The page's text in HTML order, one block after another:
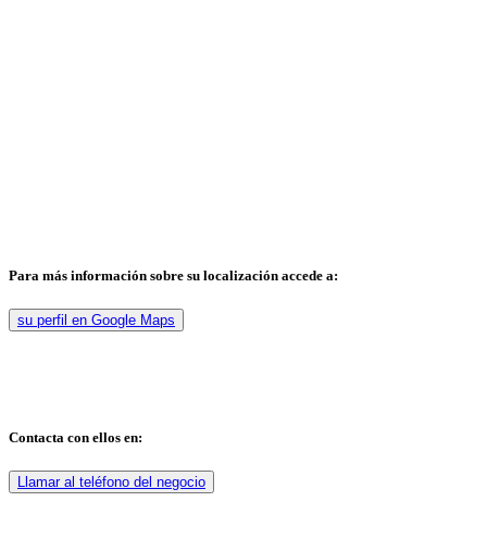
Para más información sobre su localización accede a:
su perfil en Google Maps
Contacta con ellos en:
Llamar al teléfono del negocio